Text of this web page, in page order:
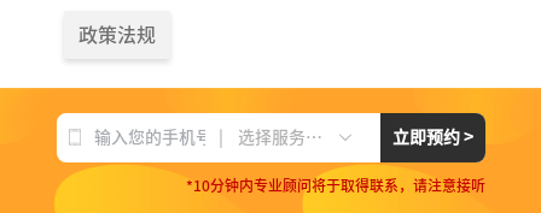
政策法规
选择服务项目 立即预约 >
*10分钟内专业顾问将于取得联系，请注意接听